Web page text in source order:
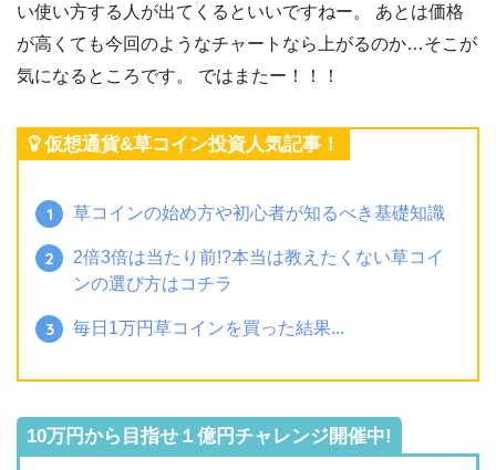
い使い方する人が出てくるといいですねー。 あとは価格
が高くても今回のようなチャートなら上がるのか…そこが
気になるところです。 ではまたー！！！
仮想通貨&草コイン投資人気記事！
草コインの始め方や初心者が知るべき基礎知識
2倍3倍は当たり前!?本当は教えたくない草コイ
ンの選び方はコチラ
毎日1万円草コインを買った結果...
10万円から目指せ１億円チャレンジ開催中!